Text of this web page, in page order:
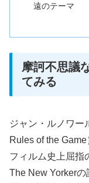
遠のテーマ
摩訶不思議
てみる
ジャン・ルノワー
Rules of the Game
フィルム史上屈指
The New Yorker